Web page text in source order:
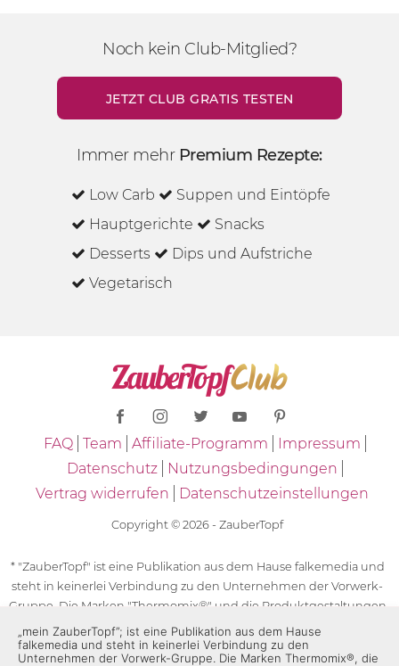
Noch kein Club-Mitglied?
JETZT CLUB GRATIS TESTEN
Immer mehr Premium Rezepte:
Low Carb
Suppen und Eintöpfe
Hauptgerichte
Snacks
Desserts
Dips und Aufstriche
Vegetarisch
FAQ Team Affiliate-Programm
Impressum
Datenschutz
Nutzungsbedingungen
Vertrag widerrufen
Datenschutzeinstellungen
Copyright © 2026 - ZauberTopf
* "ZauberTopf" ist eine Publikation aus dem Hause falkemedia und
steht in keinerlei Verbindung zu den Unternehmen der Vorwerk-
Gruppe. Die Marken "Thermomix®" und die Produktgestaltungen
des "Thermomix®" sind eingetragene Marken der Unternehmen
der Vorwerk-Gruppe. Die Marken Thermomix®, die Zeichen TM5®,
„mein ZauberTopf”; ist eine Publikation aus dem Hause
falkemedia und steht in keinerlei Verbindung zu den
Unternehmen der Vorwerk-Gruppe. Die Marken Thermomix®, die